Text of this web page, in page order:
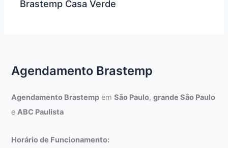
Brastemp Casa Verde
Agendamento Brastemp
Agendamento Brastemp emSão Paulo,grande São Paulo
eABC Paulista
Horário de Funcionamento: